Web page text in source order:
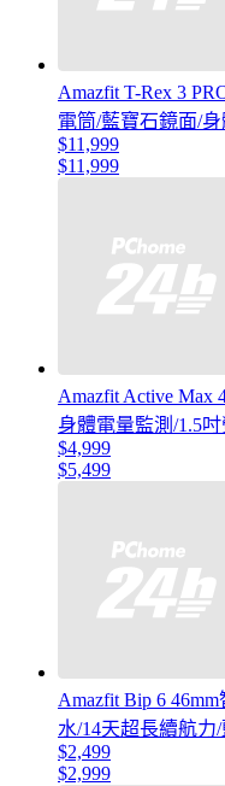
Amazfit T-Rex 3
電筒/藍寶石鏡面/
$11,999
$11,999
Amazfit Active Max
身體電量監測/1.5
$4,999
$5,499
Amazfit Bip 6
水/14天超長續航力
$2,499
$2,999